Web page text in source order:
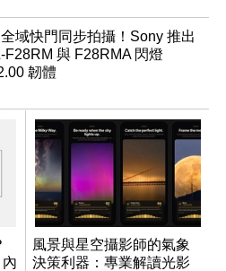
域快門同步拍攝！Sony 推出
F28RM 與 F28RMA 閃燈
韌體
風景與星空攝影師的氣象
決策利器：專業解讀光影